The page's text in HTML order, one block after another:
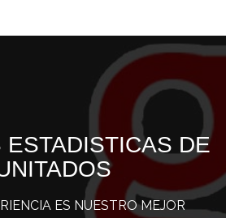
ESTADISTICAS DE
ES NUESTRO MEJOR